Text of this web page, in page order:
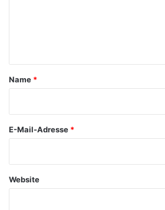
a
Name *
E-Mail-Adresse *
Website